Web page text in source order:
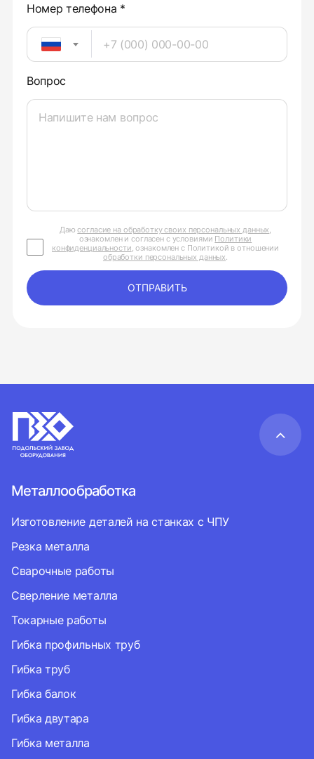
Номер телефона *
Вопрос
Даюсогласие на обработку своих персональных данных
ознакомлен и согласен с условиями Политики
конфиденциальности , ознакомлен с Политикой в отношении
обработки персональных данных
ОТПРАВИТЬ
Металлообработка
Изготовление деталей на станках с ЧПУ
Резка металла
Сварочные работы
Сверление металла
Токарные работы
Гибка профильных труб
Гибка труб
Гибка балок
Гибка двутара
Гибка металла